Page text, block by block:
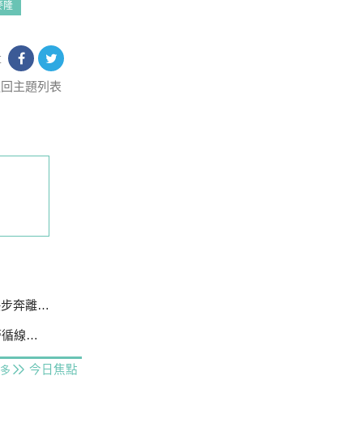
隆
主題列表
發一語
追緝
今日焦點